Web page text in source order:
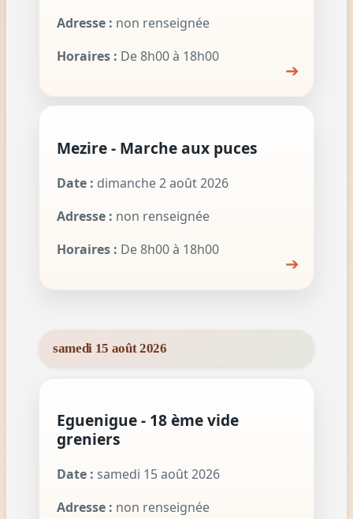
Adresse : non renseignée
Horaires : De 8h00 à 18h00
➔
Mezire - Marche aux puces
Date : dimanche 2 août 2026
Adresse : non renseignée
Horaires : De 8h00 à 18h00
➔
samedi 15 août 2026
Eguenigue - 18 ème vide
greniers
Date : samedi 15 août 2026
Adresse : non renseignée